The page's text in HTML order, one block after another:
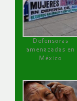
Defensoras
amenazadas en
México